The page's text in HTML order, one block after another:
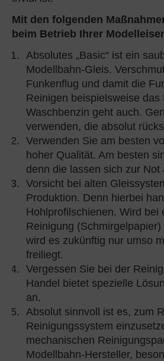
Mit den folgenden
beim Betrieb Ihrer
Absolutes „Basic“ ist ein
Modellbahn-Gleis.
Funkenflug und damit die
Reinigen beispielsweise
Waschbenzin geht auch.
verwenden, die absolut
Verwenden Sie am besten
hoher Qualität. Am besten
denn die lassen sich zur
Vorsicht bei alten
Produktion. Denn hierbei
Hohlprofilschienen. Wird
Reinigung
wird es zukünftig nur umso
freiliegt.
Vergessen Sie bei der
Handel bietet spezielle
an.
Absolut sinnvoll ist es, zum
Reinigungssystem
mechanischen
Modellbahn-Hersteller,